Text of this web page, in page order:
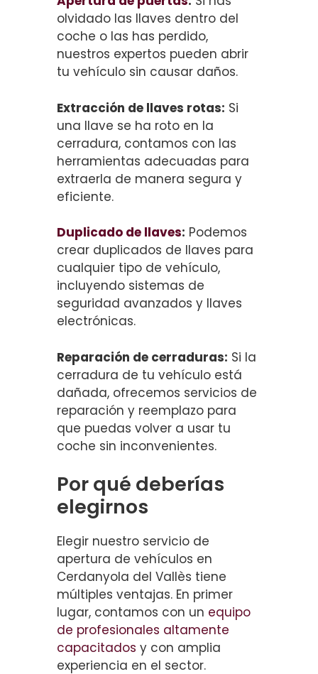
olvidado las llaves dentro del
coche o las has perdido,
nuestros expertos pueden abrir
tu vehículo sin causar daños.
Extracción de llaves rotas: Si
una llave se ha roto en la
cerradura, contamos con las
herramientas adecuadas para
extraerla de manera segura y
eficiente.
Duplicado de llaves: Podemos
crear duplicados de llaves para
cualquier tipo de vehículo,
incluyendo sistemas de
seguridad avanzados y llaves
electrónicas.
Reparación de cerraduras: Si la
cerradura de tu vehículo está
dañada, ofrecemos servicios de
reparación y reemplazo para
que puedas volver a usar tu
coche sin inconvenientes.
Por qué deberías
elegirnos
Elegir nuestro servicio de
apertura de vehículos en
Cerdanyola del Vallès tiene
múltiples ventajas. En primer
lugar, contamos con un equipo
de profesionales altamente
capacitados y con amplia
experiencia en el sector.